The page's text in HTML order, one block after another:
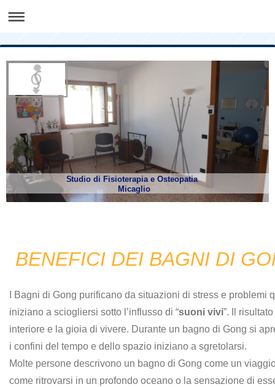
Studio di Fisioterapia e Osteopatia
Micaglio
BENEFICI DEI BAGNI DI
I Bagni di Gong purificano da situazioni di stress e problemi
iniziano a sciogliersi sotto l’influsso di “suoni vivi”. Il
interiore e la gioia di vivere. Durante un bagno di Gong si
i confini del tempo e dello spazio iniziano a sgretolarsi.
Molte persone descrivono un bagno di Gong come un
come ritrovarsi in un profondo oceano o la sensazione di